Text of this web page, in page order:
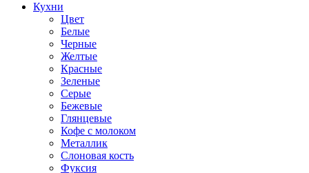
Кухни
Цвет
Белые
Черные
Желтые
Красные
Зеленые
Серые
Бежевые
Глянцевые
Кофе с молоком
Металлик
Слоновая кость
Фуксия